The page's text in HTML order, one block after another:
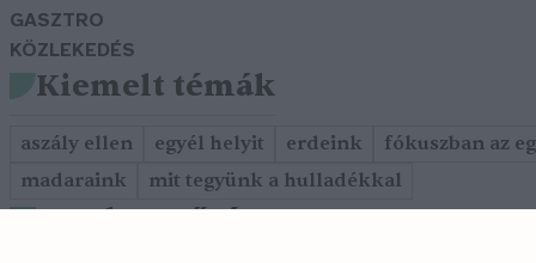
GASZTRO
KÖZLEKEDÉS
Kiemelt témák
aszály ellen egyél helyit erdeink fókuszban az
madaraink
mit tegyünk a hulladékkal
Szerkesztőség